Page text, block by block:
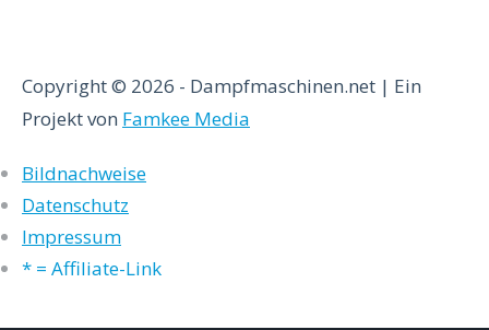
Copyright © 2026 - Dampfmaschinen.net | Ein
Projekt von Famkee Media
Bildnachweise
Datenschutz
Impressum
* = Affiliate-Link